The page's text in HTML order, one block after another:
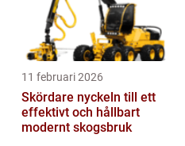
11 februari 2026
Skördare nyckeln till ett
effektivt och hållbart
modernt skogsbruk